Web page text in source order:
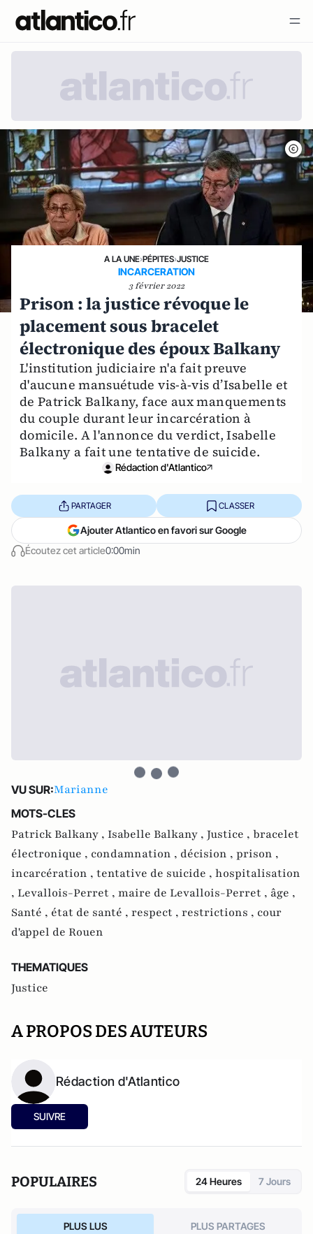
A LA UNE›PÉPITES›JUSTICE
INCARCERATION
3 février 2022
Prison : la justice révoque le
placement sous bracelet
électronique des époux Balkany
L'institution judiciaire n'a fait preuve
d'aucune mansuétude vis-à-vis d’Isabelle et
de Patrick Balkany, face aux manquements
du couple durant leur incarcération à
domicile. A l'annonce du verdict, Isabelle
Balkany a fait une tentative de suicide.
Rédaction d'Atlantico
Écoutez cet article0:00min
PARTAGER CLASSER
Ajouter Atlantico en favori sur Google
VU SUR:Marianne
MOTS-CLES
Patrick Balkany , Isabelle Balkany , Justice , bracelet
électronique , condamnation , décision , prison ,
incarcération , tentative de suicide , hospitalisation
, Levallois-Perret , maire de Levallois-Perret , âge ,
Santé , état de santé , respect , restrictions , cour
d'appel de Rouen
THEMATIQUES
Justice
A PROPOS DES AUTEURS
Rédaction d'Atlantico
SUIVRE
POPULAIRES 24 Heures 7 Jours
PLUS LUS PLUS PARTAGES